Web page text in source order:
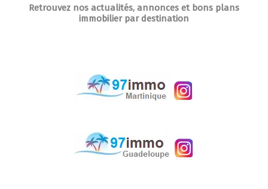
Retrouvez nos actualités, annonces et bons plans
immobilier par destination